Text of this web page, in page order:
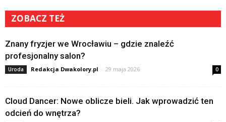
ZOBACZ TEŻ
Znany fryzjer we Wrocławiu – gdzie znaleźć
profesjonalny salon?
Uroda Redakcja Dwakolory.pl - 29 maja 2026 0
Cloud Dancer: Nowe oblicze bieli. Jak wprowadzić ten
odcień do wnętrza?